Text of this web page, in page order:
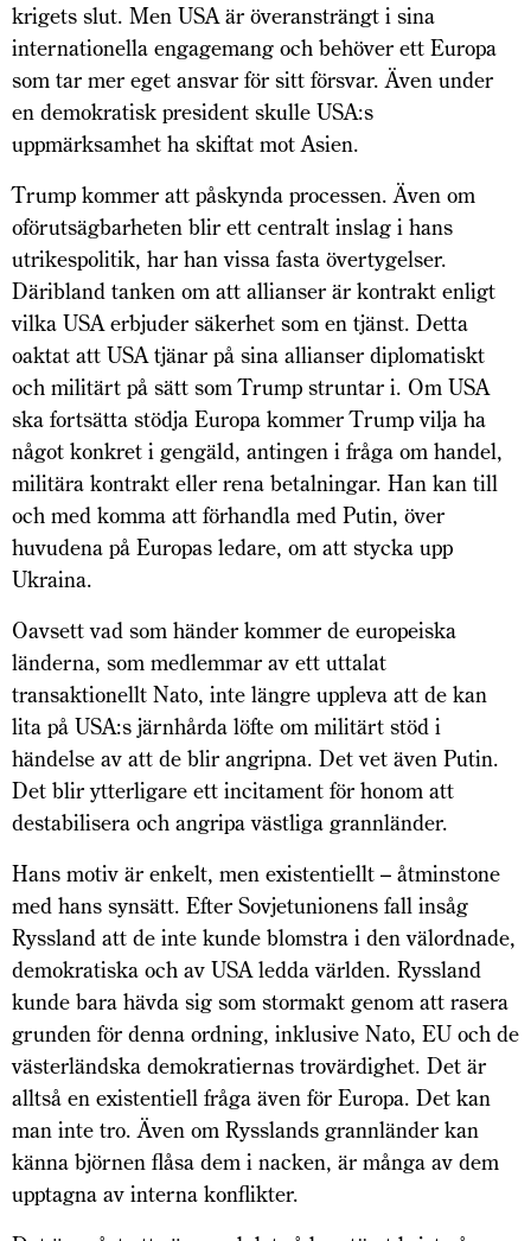
krigets slut. Men USA är överansträngt i sina
internationella engagemang och behöver ett Europa
som tar mer eget ansvar för sitt försvar. Även under
en demokratisk president skulle USA:s
uppmärksamhet ha skiftat mot Asien.
Trump kommer att påskynda processen. Även om
oförutsägbarheten blir ett centralt inslag i hans
utrikespolitik, har han vissa fasta övertygelser.
Däribland tanken om att allianser är kontrakt enligt
vilka USA erbjuder säkerhet som en tjänst. Detta
oaktat att USA tjänar på sina allianser diplomatiskt
och militärt på sätt som Trump struntar i. Om USA
ska fortsätta stödja Europa kommer Trump vilja ha
något konkret i gengäld, antingen i fråga om handel,
militära kontrakt eller rena betalningar. Han kan till
och med komma att förhandla med Putin, över
huvudena på Europas ledare, om att stycka upp
Ukraina.
Oavsett vad som händer kommer de europeiska
länderna, som medlemmar av ett uttalat
transaktionellt Nato, inte längre uppleva att de kan
lita på USA:s järnhårda löfte om militärt stöd i
händelse av att de blir angripna. Det vet även Putin.
Det blir ytterligare ett incitament för honom att
destabilisera och angripa västliga grannländer.
Hans motiv är enkelt, men existentiellt – åtminstone
med hans synsätt. Efter Sovjetunionens fall insåg
Ryssland att de inte kunde blomstra i den välordnade,
demokratiska och av USA ledda världen. Ryssland
kunde bara hävda sig som stormakt genom att rasera
grunden för denna ordning, inklusive Nato, EU och de
västerländska demokratiernas trovärdighet. Det är
alltså en existentiell fråga även för Europa. Det kan
man inte tro. Även om Rysslands grannländer kan
känna björnen flåsa dem i nacken, är många av dem
upptagna av interna konflikter.